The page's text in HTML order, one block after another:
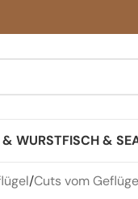
& WURSTFISCH &
Cuts vom